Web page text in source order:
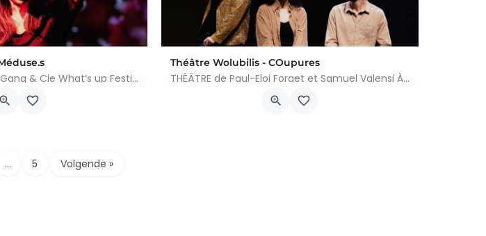
THÉÂTRE Collectif La Gang & Cie What’s up Festival Émulation 2021 – Prix du jury jeunes Festival…
1, Woluwe-Saint-Lambert
Théâtre Wolubilis - COupures
THÉÂTRE de Paul-Eloi Forget et Samuel Valensi À partir de 13 ans Cette comédie satirique qui aborde la…
Cours Paul-Henri Spaak 1, Woluwe-Saint-Lambert
… 5 Volgende »